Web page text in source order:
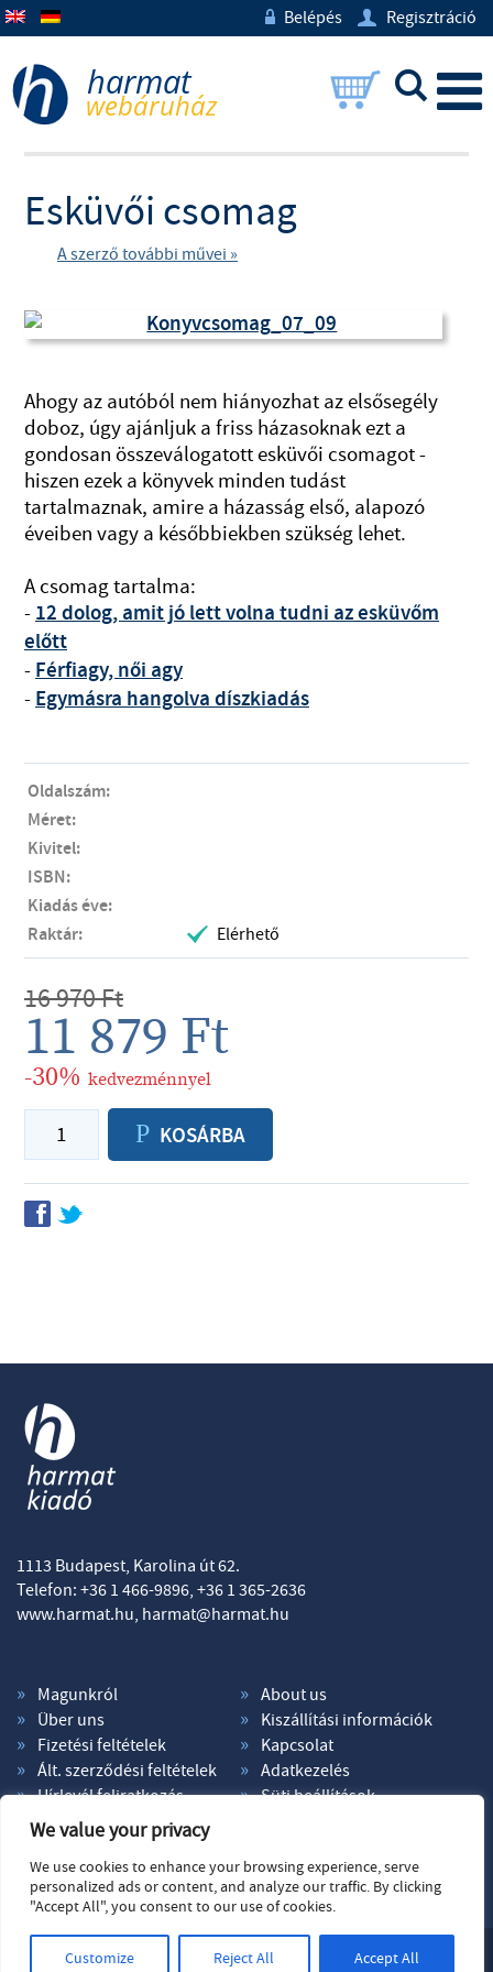
We value your privacy
We use cookies to enhance your browsing experience, serve
personalized ads or content, and analyze our traffic. By clicking
"Accept All", you consent to our use of cookies.
Customize Reject All Accept All
w Belépés U Regisztráció
L
Esküvői csomag
A szerző további művei »
Ahogy az autóból nem hiányozhat az elsősegély
doboz, úgy ajánljuk a friss házasoknak ezt a
gondosan összeválogatott esküvői csomagot -
hiszen ezek a könyvek minden tudást
tartalmaznak, amire a házasság első, alapozó
éveiben vagy a későbbiekben szükség lehet.
A csomag tartalma:
- 12 dolog, amit jó lett volna tudni az esküvőm
előtt
- Férfiagy, női agy
- Egymásra hangolva díszkiadás
Oldalszám:
Méret:
Kivitel:
ISBN:
Kiadás éve:
Raktár:
. Elérhető
16 970Ft
11 879 Ft
-30% kedvezménnyel
P KOSÁRBA
f t
1113 Budapest, Karolina út 62.
Telefon: +36 1 466-9896, +36 1 365-2636
www.harmat.hu, harmat@harmat.hu
Magunkról
About us
Über uns
Kiszállítási információk
Fizetési feltételek
Kapcsolat
Ált. szerződési feltételek
Adatkezelés
Hírlevél feliratkozás
Süti beállítások
© Copyright 2026. Harmat Kiadó. Minden jog fenntartva.